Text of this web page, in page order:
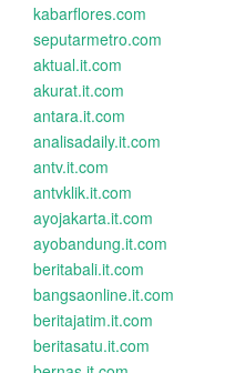
kabarflores.com
seputarmetro.com
aktual.it.com
akurat.it.com
antara.it.com
analisadaily.it.com
antv.it.com
antvklik.it.com
ayojakarta.it.com
ayobandung.it.com
beritabali.it.com
bangsaonline.it.com
beritajatim.it.com
beritasatu.it.com